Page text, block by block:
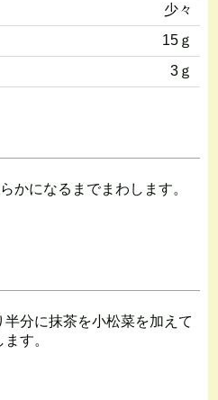
少々
15ｇ
3ｇ
かになるまでまわします。
分に抹茶を小松菜を加えて
す。